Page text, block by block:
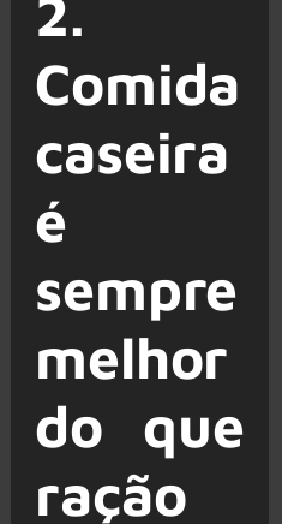
2.
Comida
caseira
é
sempre
melhor
do que
ração